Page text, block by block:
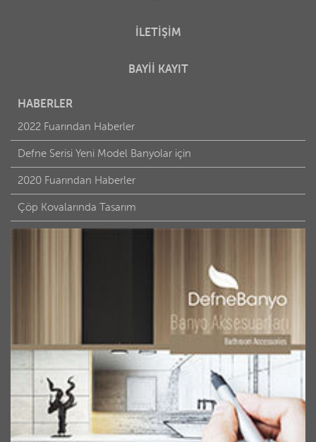
İLETİŞİM
BAYİİ KAYIT
HABERLER
2022 Fuarından Haberler
Defne Serisi Yeni Model Banyolar için
2020 Fuarından Haberler
Çöp Kovalarında Tasarım